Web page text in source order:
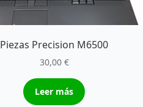
Piezas Precision M6500
30,00 €
Leer más